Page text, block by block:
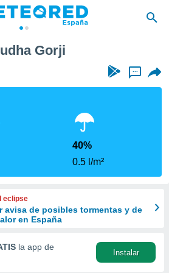
Gorji
...
40%
0.5 l/m²
eclipse
avisa de posibles tormentas y de
en España
la app de
Instalar